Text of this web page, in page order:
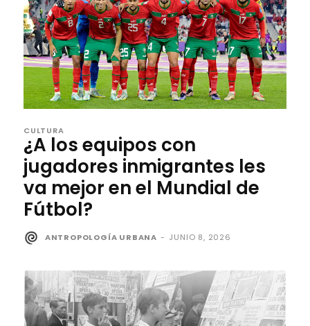
CULTURA
¿A los equipos con
jugadores inmigrantes les
va mejor en el Mundial de
Fútbol?
ANTROPOLOGÍA URBANA - JUNIO 8, 2026